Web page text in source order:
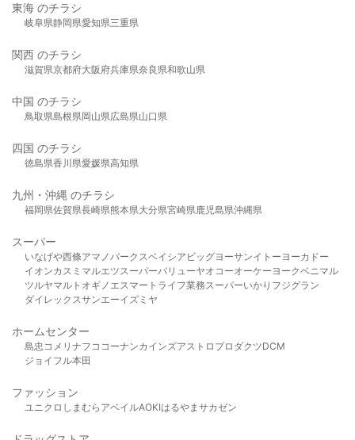
東海 のチラシ
岐阜県静岡県愛知県三重県
関西 のチラシ
滋賀県京都府大阪府兵庫県奈良県和歌山県
中国 のチラシ
鳥取県島根県岡山県広島県山口県
四国 のチラシ
徳島県香川県愛媛県高知県
九州・沖縄 のチラシ
福岡県佐賀県長崎県熊本県大分県宮崎県鹿児島県沖縄県
スーパー
いなげや西條アマノパークスベイシア ビッグヨーサンイトーヨーカドー
イオンカスミ マルエツスーパーバリューヤオコーオーケー ヨークベニマル
ツルヤマルト オギノ エスマート ライフ業務スーパーいかり フジグラン
ダイレックスサンエーイズミヤ
ホームセンター
島忠 コメリ ナフコ コーナンカインズアストロプロダクツDCM
ジョイフル本田
ファッション
ユニクロ しまむら アベイルAOKIはるやま サカゼン